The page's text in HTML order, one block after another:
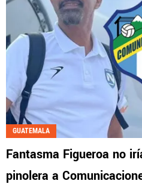
GUATEMALA
Fantasma Figueroa no
pinolera a